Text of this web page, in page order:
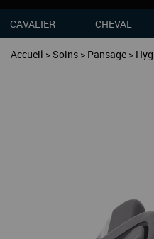
CAVALIER CHEVAL
Accueil >Soins > Pansage >